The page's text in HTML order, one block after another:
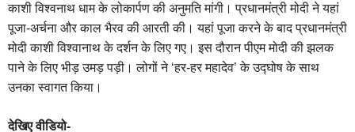
काशी विश्वनाथ धाम के लोकार्पण की अनुमति मांगी। प्रधानमंत्री मोदी ने यहां
पूजा-अर्चना और काल भैरव की आरती की। यहां पूजा करने के बाद प्रधानमंत्री
मोदी काशी विश्वानाथ के दर्शन के लिए गए। इस दौरान पीएम मोदी की झलक
पाने के लिए भीड़ उमड़ पड़ी। लोगों ने ‘हर-हर महादेव’ के उद्घोष के साथ
उनका स्वागत किया।
देखिए वीडियो-